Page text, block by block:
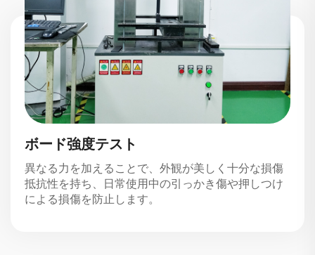
ボード強度テスト
異なる力を加えることで、外観が美しく十分な損傷
抵抗性を持ち、日常使用中の引っかき傷や押しつけ
による損傷を防止します。